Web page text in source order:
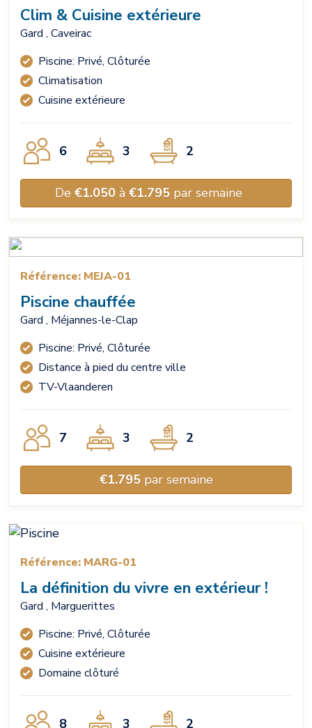
Clim & Cuisine extérieure
Gard , Caveirac
Piscine: Privé, Clôturée
Climatisation
Cuisine extérieure
6 3 2
De €1.050 à €1.795 par semaine
Référence: MEJA-01
Piscine chauffée
Gard , Méjannes-le-Clap
Piscine: Privé, Clôturée
Distance à pied du centre ville
TV-Vlaanderen
7 3 2
€1.795par semaine
Référence: MARG-01
La définition du vivre en extérieur !
Gard , Marguerittes
Piscine: Privé, Clôturée
Cuisine extérieure
Domaine clôturé
8 3 2